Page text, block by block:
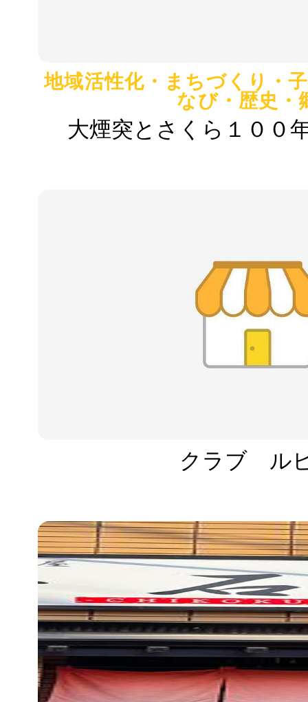
地域活性化・まちづくり・
なび・歴史・
大煙突とさくら１００
クラブ ル